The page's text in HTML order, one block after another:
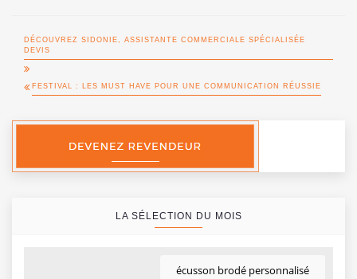
DÉCOUVREZ SIDONIE, ASSISTANTE COMMERCIALE SPÉCIALISÉE
DEVIS
FESTIVAL : LES MUST HAVE POUR UNE COMMUNICATION RÉUSSIE
LA SÉLECTION DU MOIS
écusson brodé personnalisé